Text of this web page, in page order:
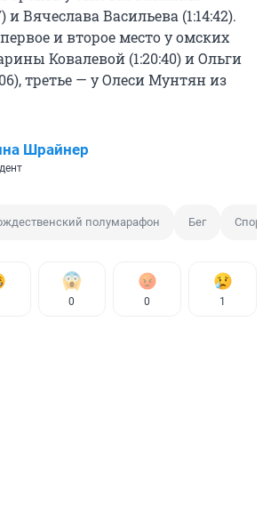
и Вячеслава Васильева (1:14:42).
и второе место у омских
Ковалевой (1:20:40) и Ольги
третье — у Олеси Мунтян из
Шрайнер
полумарафон Бег Спорт
0 0 1